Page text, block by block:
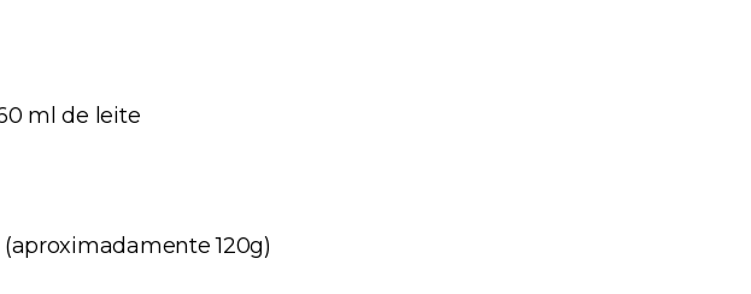
ml de leite
120g)